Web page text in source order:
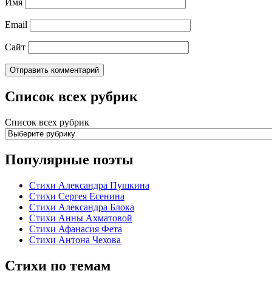
Имя
Email
Сайт
Список всех рубрик
Список всех рубрик
Популярные поэты
Стихи Александра Пушкина
Стихи Сергея Есенина
Стихи Александра Блока
Стихи Анны Ахматовой
Стихи Афанасия Фета
Стихи Антона Чехова
Стихи по темам